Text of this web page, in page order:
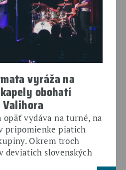
vyráža na
obohatí
opäť vydáva na turné, na
pripomienke piatich
Okrem troch
deviatich slovenských